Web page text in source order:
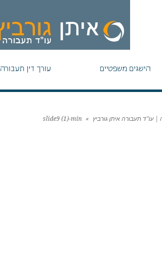
הישגים משפטיים עורך דין תעבורה
| עו"ד תעבורה איתן גורביץ »
slide9 (1)-min